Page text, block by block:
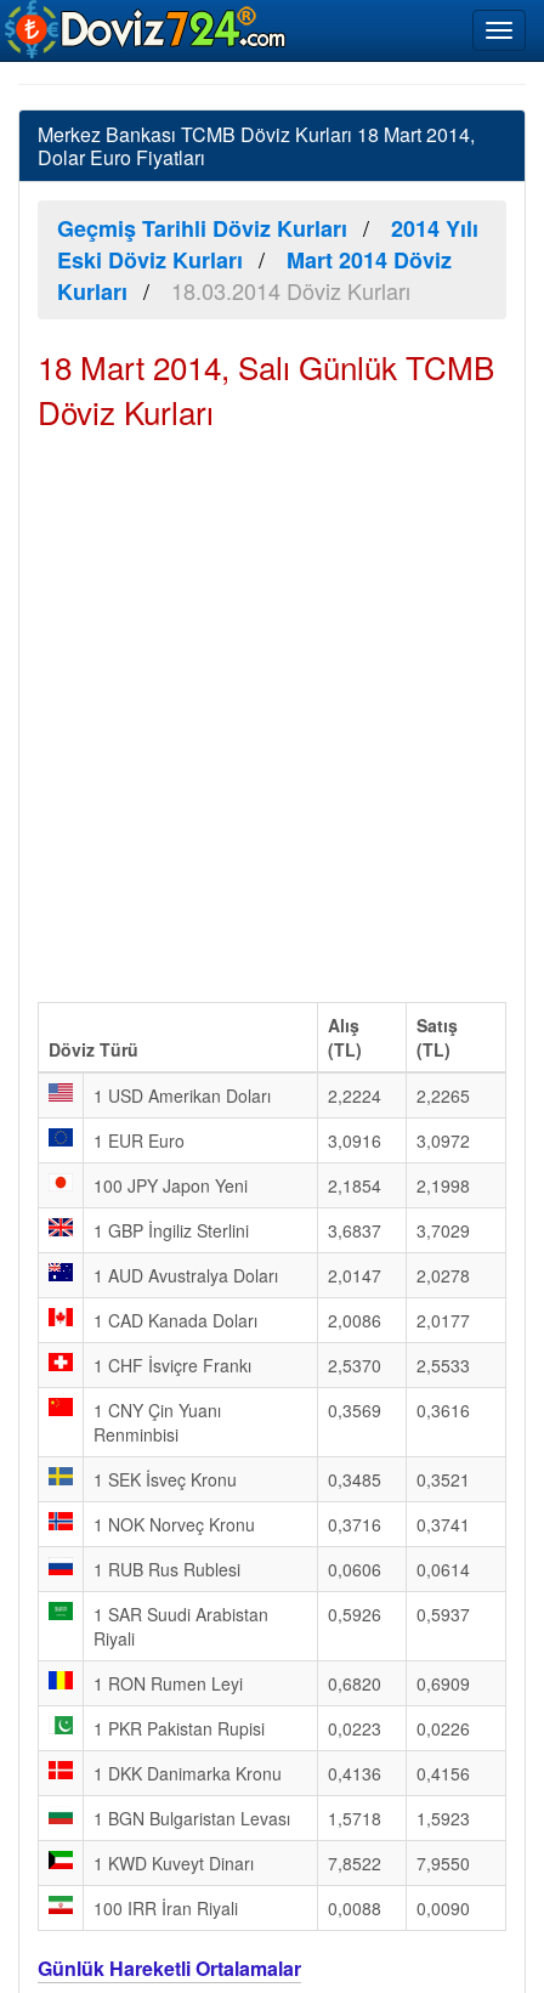
Merkez Bankası TCMB Döviz Kurları 18 Mart 2014,
Dolar Euro Fiyatları
Geçmiş Tarihli Döviz Kurları
2014 Yılı
Eski Döviz Kurları
Mart 2014 Döviz
Kurları
18.03.2014 Döviz Kurları
18 Mart 2014, Salı Günlük TCMB
Döviz Kurları
Döviz Türü
Alış
(TL)
Satış
(TL)
1 USD Amerikan Doları
2,2224
2,2265
1 EUR Euro
3,0916
3,0972
100 JPY Japon Yeni
2,1854
2,1998
1 GBP İngiliz Sterlini
3,6837
3,7029
1 AUD Avustralya Doları
2,0147
2,0278
1 CAD Kanada Doları
2,0086
2,0177
1 CHF İsviçre Frankı
2,5370
2,5533
1 CNY Çin Yuanı
Renminbisi
0,3569 0,3616
1 SEK İsveç Kronu 0,3485
0,3521
1 NOK Norveç Kronu
0,3716
0,3741
1 RUB Rus Rublesi
0,0606
0,0614
1 SAR Suudi Arabistan
Riyali
0,5926 0,5937
1 RON Rumen Leyi 0,6820
0,6909
1 PKR Pakistan Rupisi
0,0223
0,0226
1 DKK Danimarka Kronu
0,4136
0,4156
1 BGN Bulgaristan Levası
1,5718
1,5923
1 KWD Kuveyt Dinarı
7,8522
7,9550
100 IRR İran Riyali
0,0088 0,0090
Günlük Hareketli Ortalamalar